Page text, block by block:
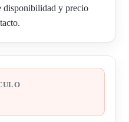
disponibilidad y precio